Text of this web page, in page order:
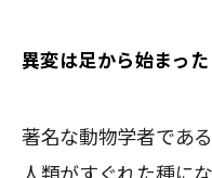
異変は足から始まった
著名な動物学者であ